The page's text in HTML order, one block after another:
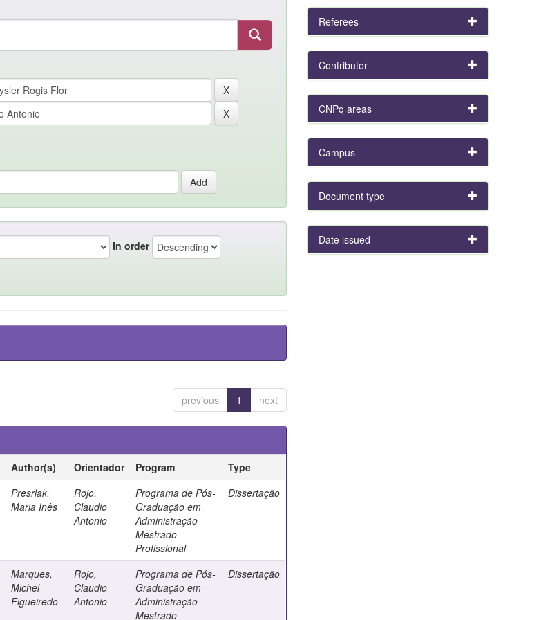
In order
previous 1 next
Author(s) Orientador Program
Type
Presrlak,
Maria Inês
Rojo,
Claudio
Antonio
Programa de Pós-
Graduação em
Administração –
Mestrado
Profissional
Dissertação
Marques,
Michel
Figueiredo
Rojo,
Claudio
Antonio
Programa de Pós-
Graduação em
Administração –
Mestrado
Dissertação
Referees
Contributor
CNPq areas
Campus
Document type
Date issued